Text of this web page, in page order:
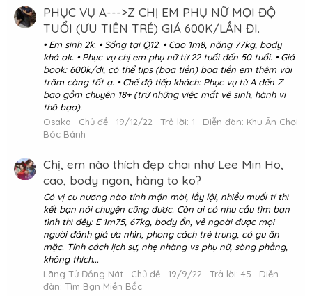
PHỤC VỤ A--->Z CHỊ EM PHỤ NỮ MỌI ĐỘ
TUỔI (ƯU TIÊN TRẺ) GIÁ 600K/LẦN ĐI.
• Em sinh 2k. • Sống tại Q12. • Cao 1m8, nặng 77kg, body
khá ok. • Phục vụ chị em phụ nữ từ 22 tuổi đến 50 tuổi. • Giá
book: 600k/đi, có thể tips (boa tiền) boa tiền em thêm vài
trăm càng tốt ạ. • Chế độ tiếp khách: Phục vụ từ A đến Z
bao gồm chuyện 18+ (trừ những việc mất vệ sinh, hành vi
thô bạo).
Osaka
Chủ đề 19/12/22 Trả lời: 1 Diễn đàn: Khu Ăn Chơi
Bóc Bánh
Chị, em nào thích đẹp chai như Lee Min Ho,
cao, body ngon, hàng to ko?
Có vị cu nương nào tính mặn mòi, lầy lội, nhiều muối tí thì
kết bạn nói chuyện cũng được. Còn ai có nhu cầu tìm bạn
tình thì đêy: E 1m75, 67kg, body ổn, vẻ ngoài được mọi
người đánh giá ưa nhìn, phong cách trẻ trung, có gu ăn
mặc. Tính cách lịch sự, nhẹ nhàng vs phụ nữ, sòng phẳng,
không thích...
Lãng Tử Đồng Nát
Chủ đề 19/9/22 Trả lời: 45
Diễn
đàn: Tìm Bạn Miền Bắc